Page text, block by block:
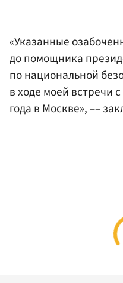
«Указанные
до помощника
по национальной
в ходе моей встречи
года в Москве», ––